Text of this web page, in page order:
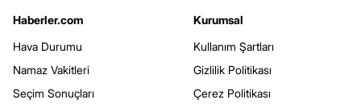
Haberler.com
Hava Durumu
Namaz Vakitleri
Seçim Sonuçları
Kurumsal
Kullanım Şartları
Gizlilik Politikası
Çerez Politikası